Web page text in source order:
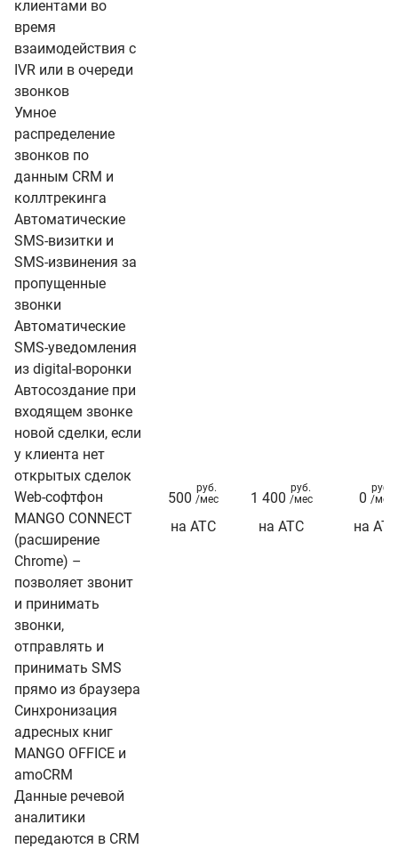
клиентами во
время
взаимодействия с
IVR или в очереди
звонков
Умное
распределение
звонков по
данным CRM и
коллтрекинга
Автоматические
SMS-визитки и
SMS-извинения за
пропущенные
звонки
Автоматические
SMS-уведомления
из digital-воронки
Автосоздание при
входящем звонке
новой сделки, если
у клиента нет
открытых сделок
Web-софтфон
MANGO CONNECT
(расширение
Chrome) –
позволяет звонит
и принимать
звонки,
отправлять и
принимать SMS
прямо из браузера
Синхронизация
адресных книг
MANGO OFFICE и
amoCRM
Данные речевой
аналитики
передаются в CRM
500
руб.
/мес
на АТС
1 400
руб.
/мес
на АТС
0
руб.
/мес
на АТС